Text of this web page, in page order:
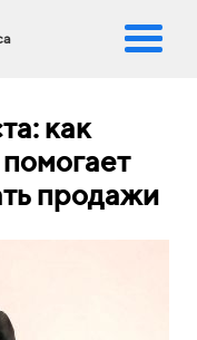
как
продажи